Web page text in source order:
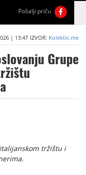
Pošalji priču
| 13:47 IZVOR: Kolektiv.me
Grupe
tržištu i